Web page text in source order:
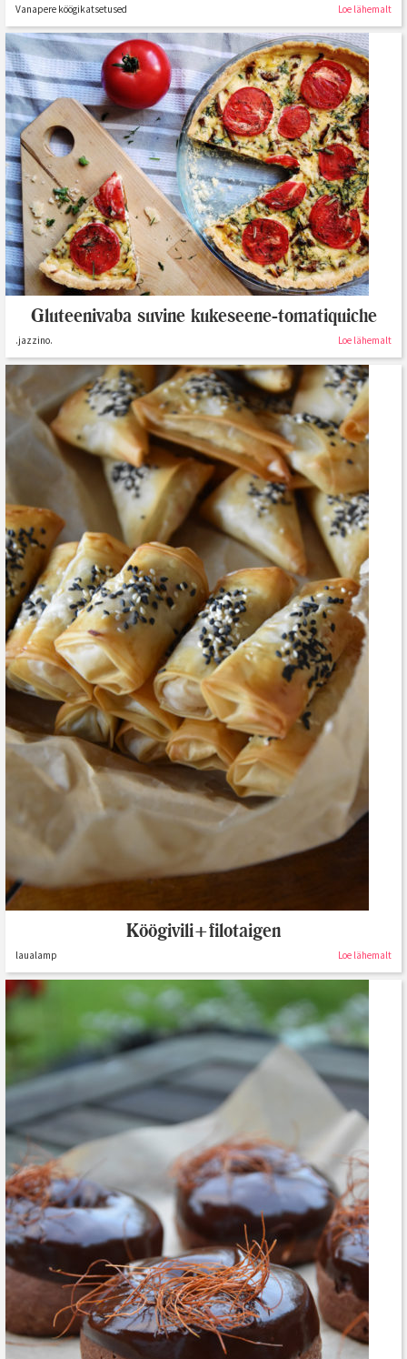
Vanapere köögikatsetused Loe lähemalt
Gluteenivaba suvine kukeseene-tomatiquiche
.jazzino. Loe lähemalt
Köögivili+filotaigen
laualamp Loe lähemalt